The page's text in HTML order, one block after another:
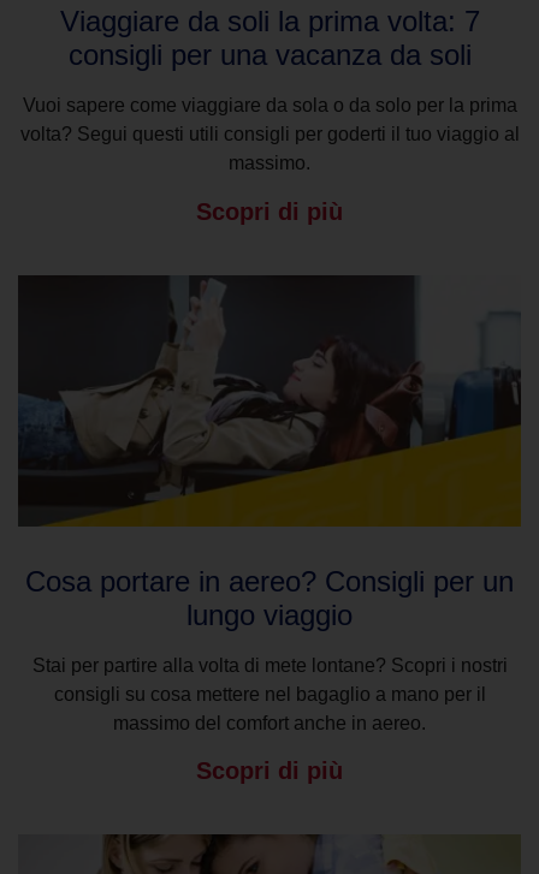
Viaggiare da soli la prima volta: 7
consigli per una vacanza da soli
Vuoi sapere come viaggiare da sola o da solo per la prima
volta? Segui questi utili consigli per goderti il tuo viaggio al
massimo.
Scopri di più
Cosa portare in aereo? Consigli per un
lungo viaggio
Stai per partire alla volta di mete lontane? Scopri i nostri
consigli su cosa mettere nel bagaglio a mano per il
massimo del comfort anche in aereo.
Scopri di più